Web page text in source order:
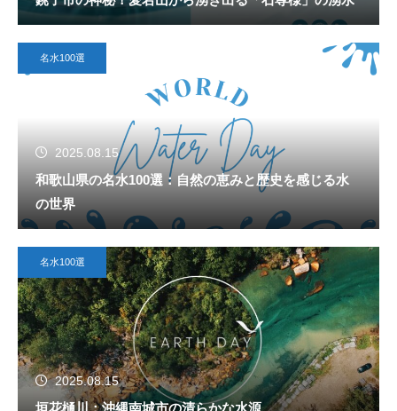
名水100選
2025.08.15
和歌山県の名水100選：自然の恵みと歴史を感じる水
の世界
名水100選
2025.08.15